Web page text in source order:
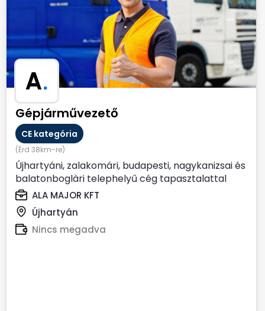
A.
Gépjárművezető
CE kategória
(Érd 38km-re)
Újhartyáni, zalakomári, budapesti, nagykanizsai és
balatonboglàri telephelyű cég tapasztalattal
rendelkező,...
ALA MAJOR KFT
Újhartyán
Nincs megadva